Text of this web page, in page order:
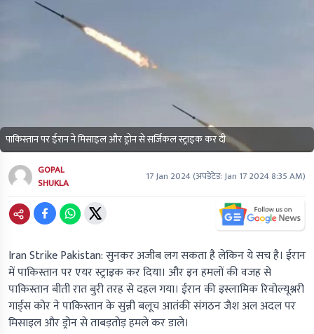
पाकिस्तान पर ईरान ने मिसाइल और ड्रोन से सर्जिकल स्ट्राइक कर दी
GOPAL
SHUKLA
17 Jan 2024(अपडेटेड:Jan 17 2024 8:35 AM)
Iran Strike Pakistan:सुनकर अजीब लग सकता है लेकिन ये सच है। ईरान
में पाकिस्तान पर एयर स्ट्राइक कर दिया। और इन हमलों की वजह से
पाकिस्तान बीती रात बुरी तरह से दहल गया। ईरान की इस्लामिक रिवोल्यूश्नरी
गार्ड्स कोर ने पाकिस्तान के सुन्नी बलूच आतंकी संगठन जैश अल अदल पर
मिसाइल और ड्रोन से ताबड़तोड़ हमले कर डाले।